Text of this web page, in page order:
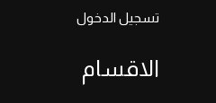
تسجيل الدخول
الاقسام